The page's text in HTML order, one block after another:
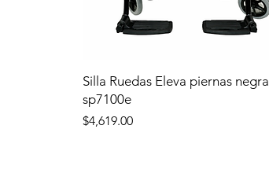
Silla Ruedas Eleva piernas negra
sp7100e
Precio
$4,619.00